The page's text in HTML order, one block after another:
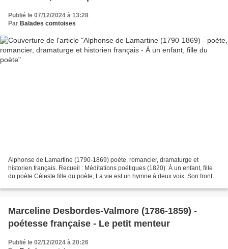
Publié le 07/12/2024 à 13:28
Par Balades comtoises
Alphonse de Lamartine (1790-1869) poète, romancier, dramaturge et
historien français. Recueil : Méditations poétiques (1820). À un enfant, fille
du poète Céleste fille du poète, La vie est un hymne à deux voix. Son front
Marceline Desbordes-Valmore (1786-1859) -
poétesse française - Le petit menteur
Publié le 02/12/2024 à 20:26